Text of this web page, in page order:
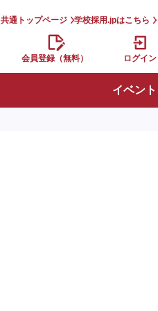
共通トップページ 学校採用.jpはこちら
会員登録（無料） ログイン
イベント